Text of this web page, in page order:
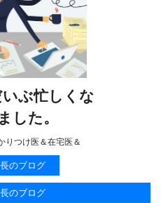
ぶ忙しくな
した。
りつけ医＆在宅医＆
のブログ
のブログ